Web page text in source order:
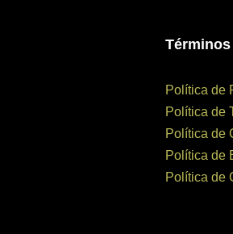
Política de
Política de
Política de
Política de
Política de